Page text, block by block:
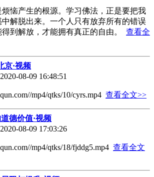
恼产生的根源。学习佛法，正是要把我
解脱出来。一个人只有放弃所有的错误
到解放，才能拥有真正的自由。 查看全
京·视频
08-09 16:48:51
mp4/qtks/10/cyrs.mp4 查看全文>>
德价值·视频
08-09 17:03:26
mp4/qtks/18/fjddg5.mp4 查看全文